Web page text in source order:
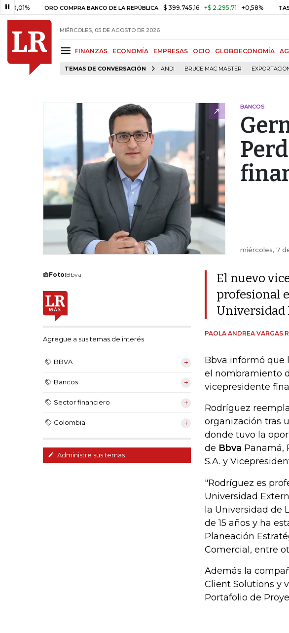
ORO COMPRA BANCO DE LA REPÚBLICA $ 399.745,16 +$ 2.295,71 +0,58% TASA DE
MIÉRCOLES, 05 DE AGOSTO DE 2026
FINANZAS ECONOMÍA EMPRESAS OCIO GLOBOECONOMÍA
TEMAS DE CONVERSACIÓN ANDI BRUCE MAC MASTER
BANCOS
miércoles, 7
Foto:Bbva
Agregue a sus temas de interés
BBVA
Bancos
Sector financiero
Colombia
Administre sus temas
El nuevo
profesional
Universidad
PAOLA ANDREA VARGAS
Bbva informó que
el nombramiento
vicepresidente
Rodríguez
organización tras
donde tuvo la
de Bbva Panamá,
S.A. y
"Rodríguez es
Universidad
la Universidad de
de 15 años y ha
Planeación
Comercial, entre
Además la
Client Solutions y
Portafolio de